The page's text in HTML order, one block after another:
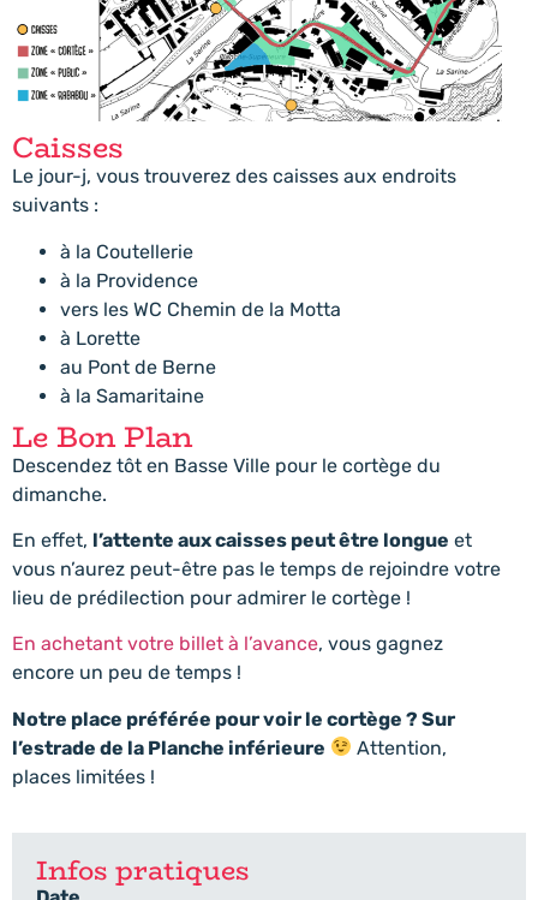
Caisses
Le jour-j, vous trouverez des caisses aux endroits
suivants :
à la Coutellerie
à la Providence
vers les WC Chemin de la Motta
à Lorette
au Pont de Berne
à la Samaritaine
Le Bon Plan
Descendez tôt en Basse Ville pour le cortège du
dimanche.
En effet, l’attente aux caisses peut être longue et
vous n’aurez peut-être pas le temps de rejoindre votre
lieu de prédilection pour admirer le cortège !
En achetant votre billet à l’avance, vous gagnez
encore un peu de temps !
Notre place préférée pour voir le cortège ? Sur
l’estrade de la Planche inférieure
Attention,
places limitées !
Infos pratiques